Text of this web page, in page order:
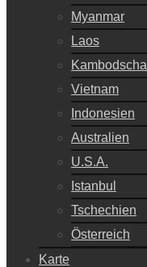
Myanmar
Laos
Kambodscha
Vietnam
Indonesien
Australien
U.S.A.
Istanbul
Tschechien
Österreich
Karte